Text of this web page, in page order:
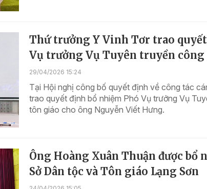
Thứ trưởng Y Vinh Tơr trao
Vụ trưởng Vụ Tuyên truyền công
29/04/2026 15:24
Tại Hội nghị công bố quyết định về công tác
trao quyết định bổ nhiệm Phó Vụ trưởng Vụ
tôn giáo cho ông Nguyễn Viết Hưng.
Ông Hoàng Xuân Thuận được bổ
Sở Dân tộc và Tôn giáo Lạng Sơn